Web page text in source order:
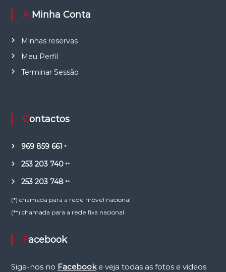
A Minha Conta
Minhas reservas
Meu Perfil
Terminar Sessão
Contactos
969 859 661 *
253 203 740**
253 203 748**
(*) chamada para a rede móvel nacional
(**) chamada para a rede fixa nacional
Facebook
Siga-nos no Facebooke veja todas as fotos e videos